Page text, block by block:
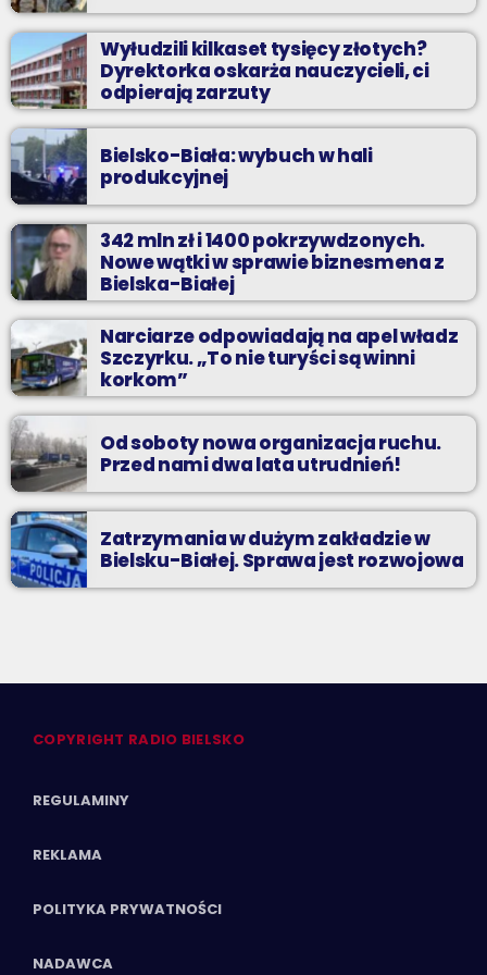
Wyłudzili kilkaset tysięcy złotych?
Dyrektorka oskarża nauczycieli, ci
odpierają zarzuty
Bielsko-Biała: wybuch w hali
produkcyjnej
342 mln zł i 1400 pokrzywdzonych.
Nowe wątki w sprawie biznesmena z
Bielska-Białej
Narciarze odpowiadają na apel władz
Szczyrku. „To nie turyści są winni
korkom”
Od soboty nowa organizacja ruchu.
Przed nami dwa lata utrudnień!
Zatrzymania w dużym zakładzie w
Bielsku-Białej. Sprawa jest rozwojowa
COPYRIGHT RADIO BIELSKO
REGULAMINY
REKLAMA
POLITYKA PRYWATNOŚCI
NADAWCA